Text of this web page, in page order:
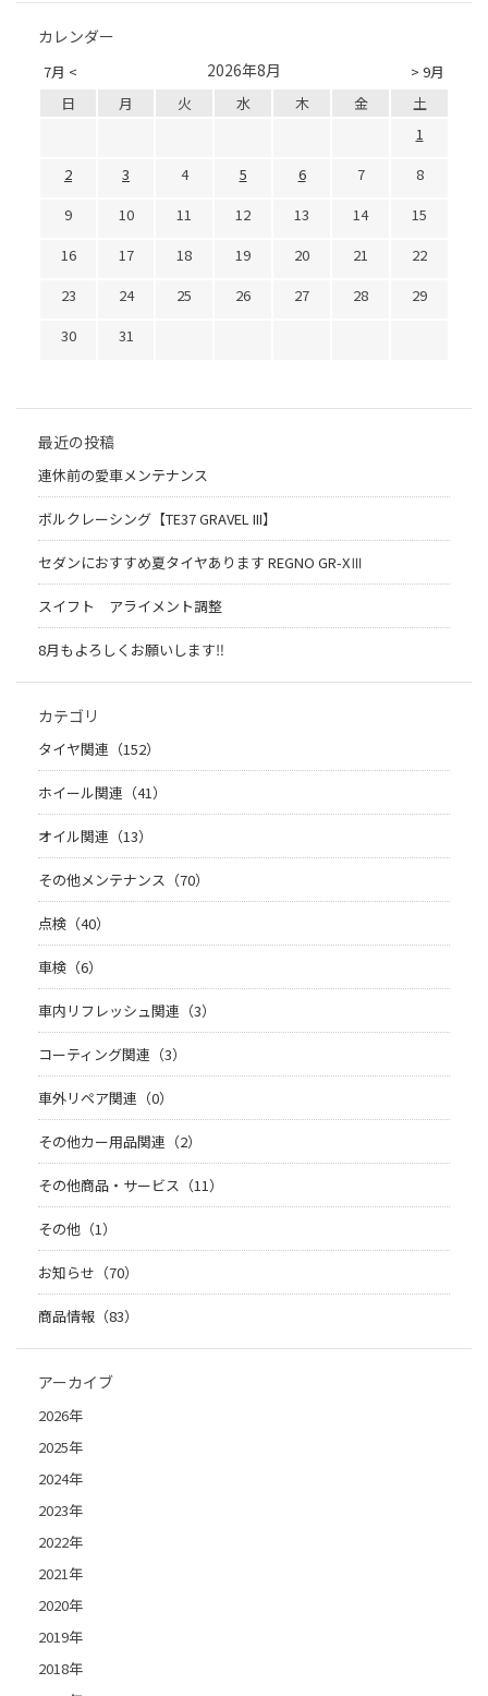
カレンダー
7月 < > 9月
2026年8月
日 月 火 水 木 金
土
1
2
3 4 5 6 7
8
9
10 11 12 13 14
15
16
17 18 19 20 21
22
23
24 25 26 27 28
29
30
31
最近の投稿
連休前の愛車メンテナンス
ボルクレーシング【TE37 GRAVEL III】
セダンにおすすめ夏タイヤあります REGNO GR-XⅢ
スイフト アライメント調整
8月もよろしくお願いします‼︎
カテゴリ
タイヤ関連（152）
ホイール関連（41）
オイル関連（13）
その他メンテナンス（70）
点検（40）
車検（6）
車内リフレッシュ関連（3）
コーティング関連（3）
車外リペア関連（0）
その他カー用品関連（2）
その他商品・サービス（11）
その他（1）
お知らせ（70）
商品情報（83）
アーカイブ
2026年
2025年
2024年
2023年
2022年
2021年
2020年
2019年
2018年